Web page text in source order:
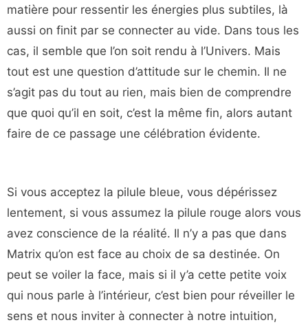
matière pour ressentir les énergies plus subtiles, là
aussi on finit par se connecter au vide. Dans tous les
cas, il semble que l’on soit rendu à l’Univers. Mais
tout est une question d’attitude sur le chemin. Il ne
s’agit pas du tout au rien, mais bien de comprendre
que quoi qu’il en soit, c’est la même fin, alors autant
faire de ce passage une célébration évidente.
Si vous acceptez la pilule bleue, vous dépérissez
lentement, si vous assumez la pilule rouge alors vous
avez conscience de la réalité. Il n’y a pas que dans
Matrix qu’on est face au choix de sa destinée. On
peut se voiler la face, mais si il y’a cette petite voix
qui nous parle à l’intérieur, c’est bien pour réveiller le
sens et nous inviter à connecter à notre intuition,